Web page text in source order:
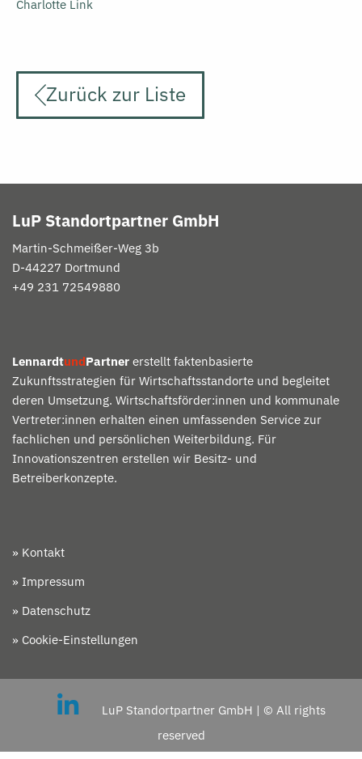
Charlotte Link
Zurück zur Liste
LuP Standortpartner GmbH
Martin-Schmeißer-Weg 3b
D-44227 Dortmund
+49 231 72549880
LennardtundPartner erstellt faktenbasierte
Zukunftsstrategien für Wirtschaftsstandorte und begleitet
deren Umsetzung. Wirtschaftsförder:innen und kommunale
Vertreter:innen erhalten einen umfassenden Service zur
fachlichen und persönlichen Weiterbildung. Für
Innovationszentren erstellen wir Besitz- und
Betreiberkonzepte.
» Kontakt
» Impressum
» Datenschutz
» Cookie-Einstellungen
LuP Standortpartner GmbH | © All rights
reserved